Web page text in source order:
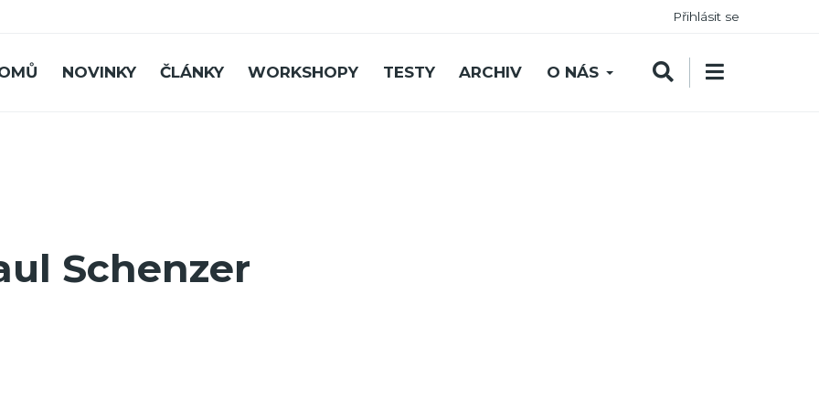
Přihlásit se
NOVINKY ČLÁNKY WORKSHOPY TESTY ARCHIV O NÁS
Schenzer